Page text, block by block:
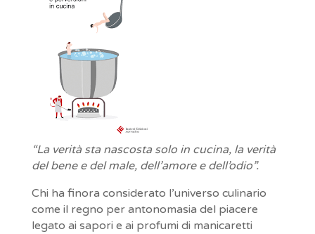
“La verità sta nascosta solo in cucina, la verità
del bene e del male, dell’amore e dell’odio”.
Chi ha finora considerato l’universo culinario
come il regno per antonomasia del piacere
legato ai sapori e ai profumi di manicaretti